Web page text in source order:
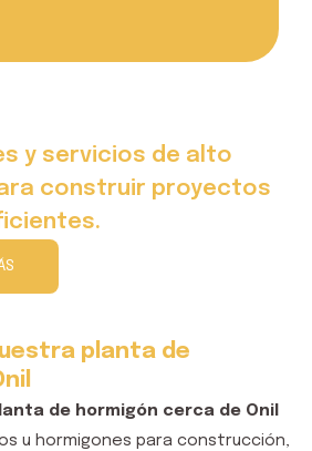
y servicios de alto
construir proyectos
planta de
de hormigón cerca de Onil
u hormigones paraconstrucción,